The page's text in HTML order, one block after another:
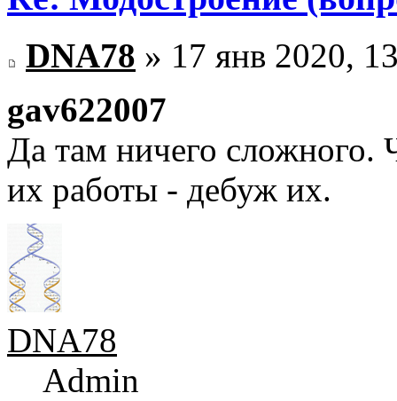
DNA78 » 17 янв 2020,
gav622007
Да там ничего сложного.
их работы - дебуж их.
DNA78
Admin